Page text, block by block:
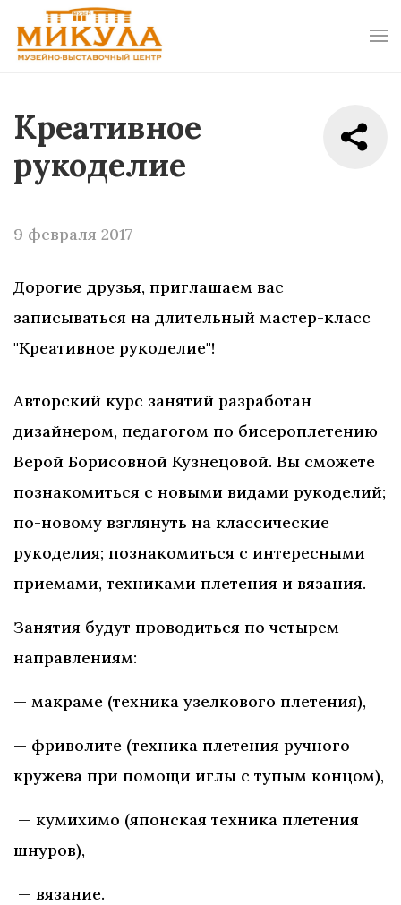
Креативное
рукоделие
9 февраля 2017
Дорогие друзья, приглашаем вас
записываться на длительный мастер-класс
"Креативное рукоделие"!
Авторский курс занятий разработан
дизайнером, педагогом по бисероплетению
Верой Борисовной Кузнецовой. Вы сможете
познакомиться с новыми видами рукоделий;
по-новому взглянуть на классические
рукоделия; познакомиться с интересными
приемами, техниками плетения и вязания.
Занятия будут проводиться по четырем
направлениям:
— макраме (техника узелкового плетения),
— фриволите (техника плетения ручного
кружева при помощи иглы с тупым концом),
— кумихимо (японская техника плетения
шнуров),
— вязание.